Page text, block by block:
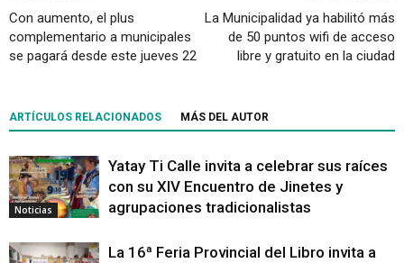
Con aumento, el plus
complementario a municipales
se pagará desde este jueves 22
La Municipalidad ya habilitó más
de 50 puntos wifi de acceso
libre y gratuito en la ciudad
ARTÍCULOS RELACIONADOS MÁS DEL AUTOR
Noticias
Yatay Ti Calle invita a celebrar sus raíces
con su XIV Encuentro de Jinetes y
agrupaciones tradicionalistas
La 16ª Feria Provincial del Libro invita a